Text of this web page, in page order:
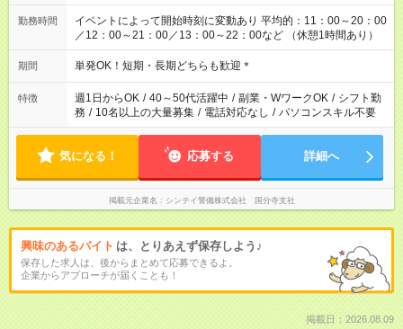
勤務時間
イベントによって開始時刻に変動あり 平均的：11：00～20：00
／12：00～21：00／13：00～22：00など （休憩1時間あり）
期間 単発OK！短期・長期どちらも歓迎＊
特徴 週1日からOK / 40～50代活躍中 / 副業・WワークOK / シフト勤
務 / 10名以上の大量募集 / 電話対応なし / パソコンスキル不要
気になる！ 応募する 詳細へ
掲載元企業名 シンテイ警備株式会社 国分寺支社
興味のあるバイト は、とりあえず保存しよう♪
保存した求人は、後からまとめて応募できるよ。
企業からアプローチが届くことも！
掲載日：2026.08.09